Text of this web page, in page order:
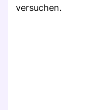
versuchen.